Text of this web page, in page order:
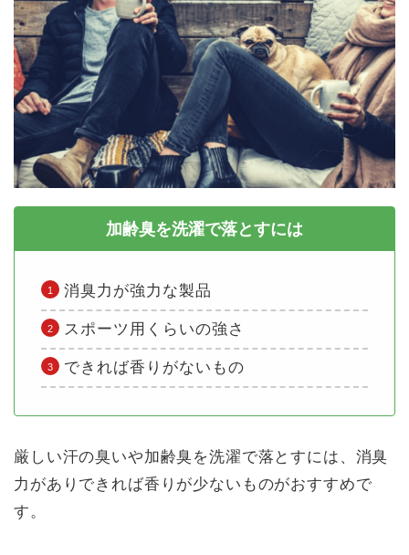
加齢臭を洗濯で落とすには
消臭力が強力な製品
スポーツ用くらいの強さ
できれば香りがないもの
厳しい汗の臭いや加齢臭を洗濯で落とすには、消臭
力がありできれば香りが少ないものがおすすめで
す。